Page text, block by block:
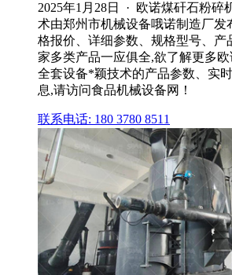
2025年1月28日 · 欧诺煤矸石粉碎
术由郑州市机械设备哦诺制造厂发
格报价、详细参数、规格型号、产
家多类产品一应俱全,欲了解更多
全套设备*颖技术的产品参数、实
息,请访问食品机械设备网！
联系电话: 180 3780 8511